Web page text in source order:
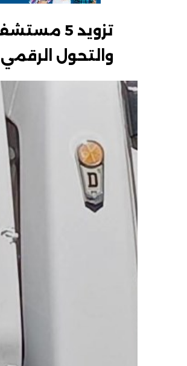
والتحول الرقمي